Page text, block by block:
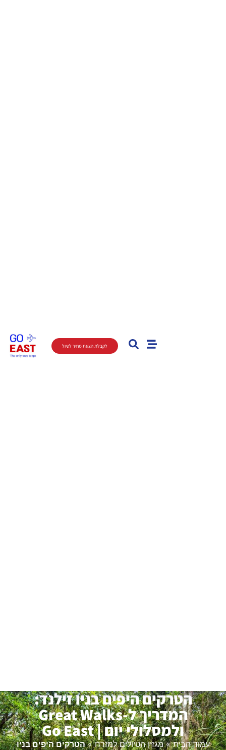
לקבלת הצעת מחיר לטיול
הטרקים היפים בניו זילנד:
המדריך ל-Great Walks
ולמסלולי יום | Go East
עמוד הבית»מגזין הטיולים למזרח»הטרקים היפים בניו